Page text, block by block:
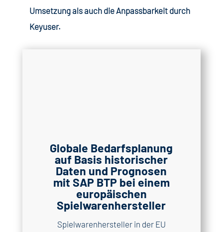
Umsetzung als auch die Anpassbarkeit durch
Keyuser.
Globale Bedarfsplanung
auf Basis historischer
Daten und Prognosen
mit SAP BTP bei einem
europäischen
Spielwarenhersteller
Spielwarenhersteller in der EU